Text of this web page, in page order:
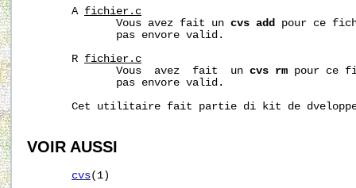
       A
fichier.c
              Vous avez fait un
cvs add pour ce
              pas envore valid.
       R
fichier.c
              Vous  avez  fait  un
cvs rm pour ce
              pas envore valid.
Cet utilitaire fait partie di kit de
VOIR AUSSI
cvs(1)